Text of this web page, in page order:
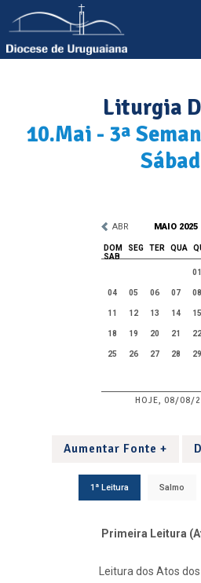
Liturgia
10.Mai - 3ª
ABR MAIO 2025
DOM SEG TER QUA
SAB
01
04 05 06 07 08
11 12 13 14 15
18 19 20 21 22
25 26 27 28 29
HOJE, 08/08/
Aumentar Fonte +
1ª Leitura Salmo
Primeira Leitura
Leitura dos Atos